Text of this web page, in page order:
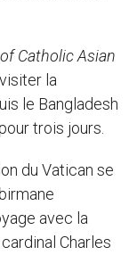
Catholic Asian
la
le Bangladesh
trois jours.
du Vatican se
avec la
Charles